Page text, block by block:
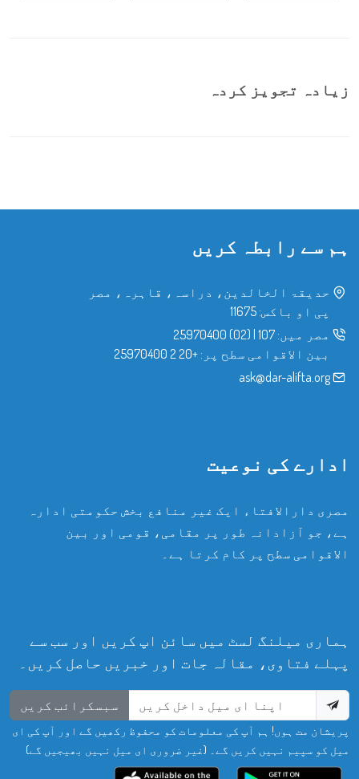
زیادہ تجویز کردہ
ہم سے رابطہ کریں
حدیقۃ الخالدین، دراسہ، قاہرہ، مصر
پی او باکس: 11675
مصر میں: 107
|
(02) 25970400
بین الاقوامی سطح پر: +20 2 25970400
ask@dar-alifta.org
ادارے کی نوعیت
مصری دارالافتاء ایک غیر منافع بخش حکومتی ادارہ
ہے، جو آزادانہ طور پر مقامی، قومی اور بین
الاقوامی سطح پر کام کرتا ہے۔
ہماری میلنگ لسٹ میں سائن اپ کریں اور سب سے
پہلے فتاوی، مقالہ جات اور خبریں حاصل کریں۔
سبسکرائب کریں
پریشان مت ہوں! ہم آپ کی معلومات کو محفوظ رکھیں گے اور آپ کی ای
میل کو سپیم نہیں کریں گے۔ (غیر ضروری ای میل نہیں بھیجیں گے)